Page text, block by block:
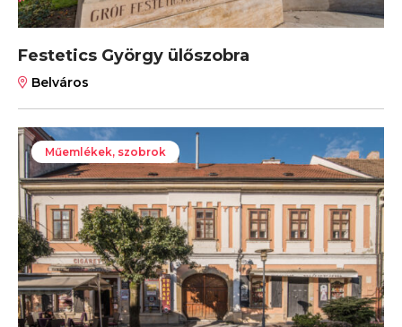
Festetics György ülőszobra
Belváros
Műemlékek, szobrok